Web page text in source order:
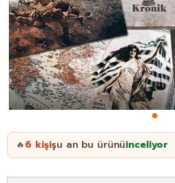
🔥6 kişişu an bu ürünüinceliyor